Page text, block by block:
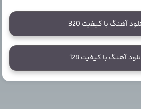
آهنگ با کیفیت 320
آهنگ با کیفیت 128